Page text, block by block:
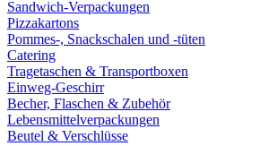
Sandwich-Verpackungen
Pizzakartons
Pommes-, Snackschalen und -tüten
Catering
Tragetaschen & Transportboxen
Einweg-Geschirr
Becher, Flaschen & Zubehör
Lebensmittelverpackungen
Beutel & Verschlüsse